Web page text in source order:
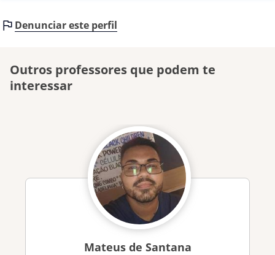
Denunciar este perfil
Outros professores que podem te
interessar
Mateus de Santana